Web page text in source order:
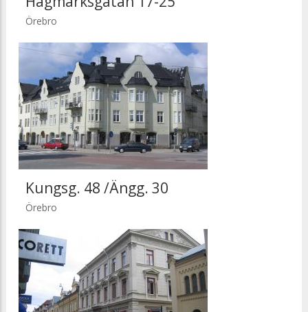
Örebro
Kungsg. 48 /Ängg. 30
Örebro